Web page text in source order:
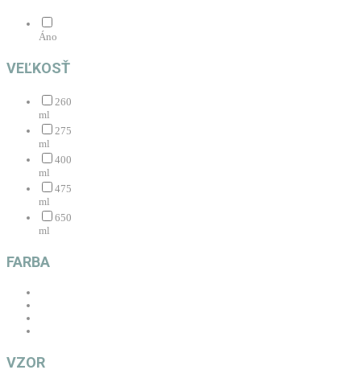
Áno
VEĽKOSŤ
260
ml
275
ml
400
ml
475
ml
650
ml
FARBA
VZOR